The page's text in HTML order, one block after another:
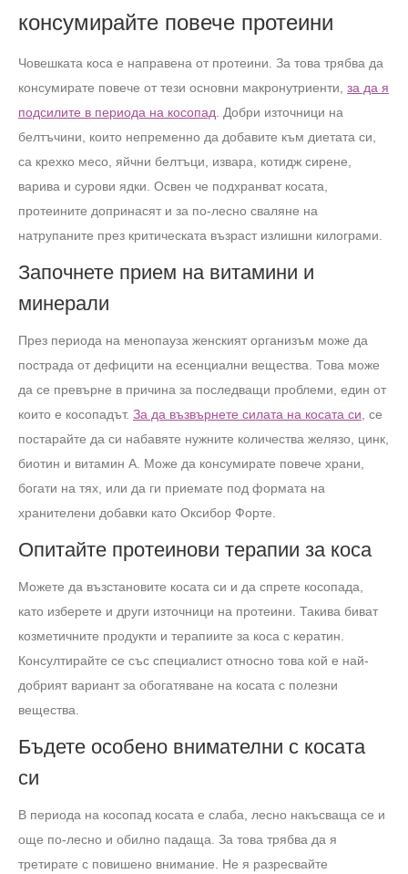
консумирайте повече протеини
Човешката коса е направена от протеини. За това трябва да
консумирате повече от тези основни макронутриенти, за да я
подсилите в периода на косопад . Добри източници на
белтъчини, които непременно да добавите към диетата си,
са крехко месо, яйчни белтъци, извара, котидж сирене,
варива и сурови ядки. Освен че подхранват косата,
протеините допринасят и за по-лесно сваляне на
натрупаните през критическата възраст излишни килограми.
Започнете прием на витамини и
минерали
През периода на менопауза женският организъм може да
пострада от дефицити на есенциални вещества. Това може
да се превърне в причина за последващи проблеми, един от
които е косопадът. За да възвърнете силата на косата си , се
постарайте да си набавяте нужните количества желязо, цинк,
биотин и витамин А. Може да консумирате повече храни,
богати на тях, или да ги приемате под формата на
хранителени добавки като Оксибор Форте.
Опитайте протеинови терапии за коса
Можете да възстановите косата си и да спрете косопада,
като изберете и други източници на протеини. Такива биват
козметичните продукти и терапиите за коса с кератин.
Консултирайте се със специалист относно това кой е най-
добрият вариант за обогатяване на косата с полезни
вещества.
Бъдете особено внимателни с косата
си
В периода на косопад косата е слаба, лесно накъсваща се и
още по-лесно и обилно падаща. За това трябва да я
третирате с повишено внимание. Не я разресвайте